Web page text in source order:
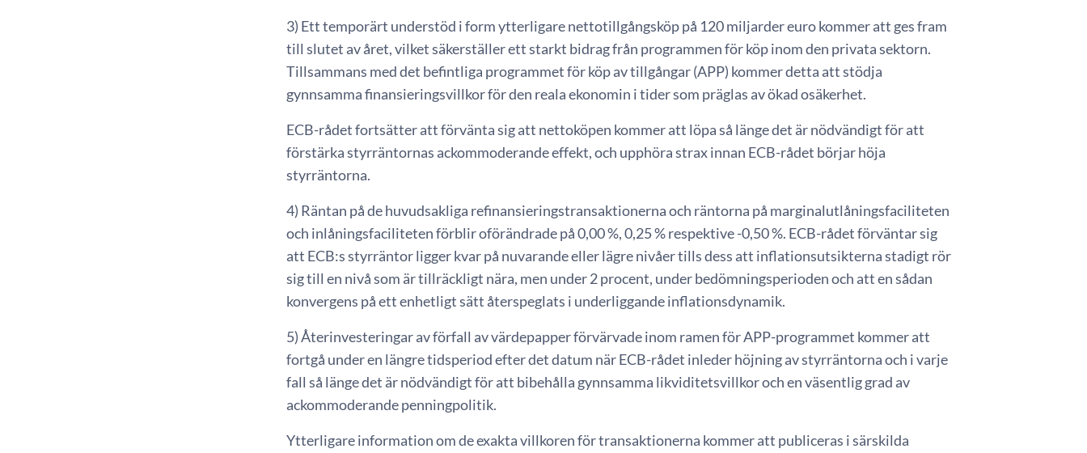
3) Ett temporärt understöd i form ytterligare nettotillgångsköp på 120 miljarder euro kommer att ges fram
till slutet av året, vilket säkerställer ett starkt bidrag från programmen för köp inom den privata sektorn.
Tillsammans med det befintliga programmet för köp av tillgångar (APP) kommer detta att stödja
gynnsamma finansieringsvillkor för den reala ekonomin i tider som präglas av ökad osäkerhet.
ECB-rådet fortsätter att förvänta sig att nettoköpen kommer att löpa så länge det är nödvändigt för att
förstärka styrräntornas ackommoderande effekt, och upphöra strax innan ECB-rådet börjar höja
styrräntorna.
4) Räntan på de huvudsakliga refinansieringstransaktionerna och räntorna på marginalutlåningsfaciliteten
och inlåningsfaciliteten förblir oförändrade på 0,00 %, 0,25 % respektive -0,50 %. ECB-rådet förväntar sig
att ECB:s styrräntor ligger kvar på nuvarande eller lägre nivåer tills dess att inflationsutsikterna stadigt rör
sig till en nivå som är tillräckligt nära, men under 2 procent, under bedömningsperioden och att en sådan
konvergens på ett enhetligt sätt återspeglats i underliggande inflationsdynamik.
5) Återinvesteringar av förfall av värdepapper förvärvade inom ramen för APP-programmet kommer att
fortgå under en längre tidsperiod efter det datum när ECB-rådet inleder höjning av styrräntorna och i varje
fall så länge det är nödvändigt för att bibehålla gynnsamma likviditetsvillkor och en väsentlig grad av
ackommoderande penningpolitik.
Ytterligare information om de exakta villkoren för transaktionerna kommer att publiceras i särskilda